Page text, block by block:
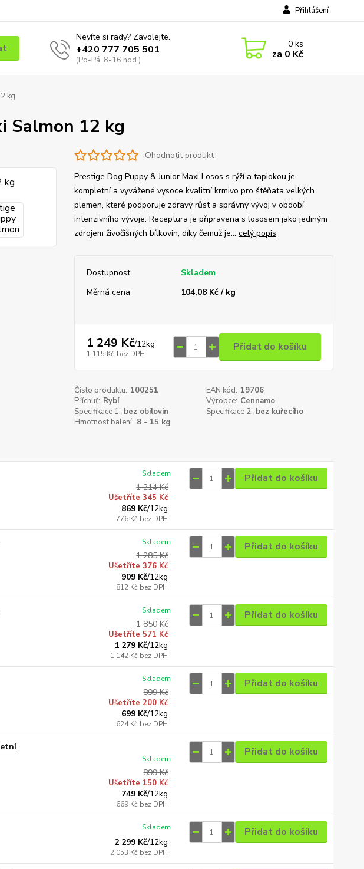
Přihlášení
Nevíte si rady? Zavolejte.
+420 777 705 501
(Po-Pá, 8-16 hod.)
0ks
za 0 Kč
kg
Salmon 12 kg
Ohodnotit produkt
Prestige Dog Puppy & Junior Maxi Losos s rýží a tapiokou je
kompletní a vyvážené vysoce kvalitní krmivo pro štěňata velkých
plemen, které podporuje zdravý růst a správný vývoj v období
intenzivního vývoje. Receptura je připravena s lososem jako jediným
zdrojem živočišných bílkovin, díky čemuž je... celý popis
Dostupnost
Skladem
Měrná cena
104,08 Kč / kg
1 249 Kč/12kg
1 115 Kč bez DPH
Přidat do košíku
Číslo produktu: 100251 EAN kód: 19706
Příchuť: Rybí Výrobce: Cennamo
Specifikace 1: bez obilovin Specifikace 2: bez kuřecího
Hmotnost balení: 8 - 15 kg
1 214 Kč
Ušetříte 345 Kč
869 Kč/12kg
776 Kč bez DPH
Skladem Přidat do košíku
1 285 Kč
Ušetříte 376 Kč
909 Kč/12kg
812 Kč bez DPH
Skladem Přidat do košíku
1 850 Kč
Ušetříte 571 Kč
1 279 Kč/12kg
1 142 Kč bez DPH
Skladem Přidat do košíku
899 Kč
Ušetříte 200 Kč
699 Kč/12kg
624 Kč bez DPH
Skladem Přidat do košíku
899 Kč
Ušetříte 150 Kč
749 Kč/12kg
669 Kč bez DPH
Skladem
Přidat do košíku
2 299 Kč/12kg
2 053 Kč bez DPH
Skladem Přidat do košíku